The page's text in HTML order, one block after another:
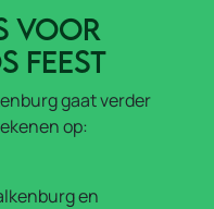
voor
feest
gaat verder
op:
en